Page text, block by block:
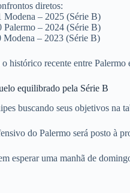
diretos:
Modena – 2025 (Série B)
Palermo – 2024 (Série B)
Modena – 2023 (Série B)
histórico recente entre Palermo
equilibrado pela Série B
buscando seus objetivos na
do Palermo será posto à
esperar uma manhã de